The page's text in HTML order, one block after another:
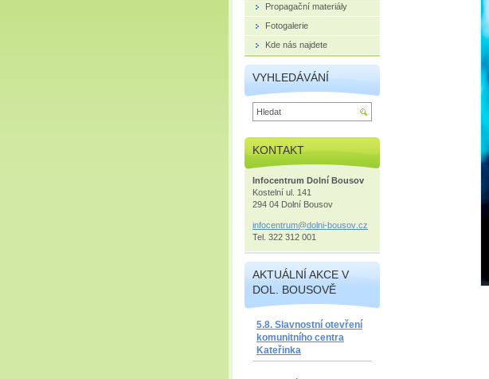
Propagační materiály
Fotogalerie
Kde nás najdete
VYHLEDÁVÁNÍ
KONTAKT
Infocentrum Dolní Bousov
Kostelní ul. 141
294 04 Dolní Bousov
infocentrum@dolni-bousov .cz
Tel. 322 312 001
AKTUÁLNÍ AKCE V
DOL. BOUSOVĚ
5.8. Slavnostní otevření
komunitního centra
Kateřinka